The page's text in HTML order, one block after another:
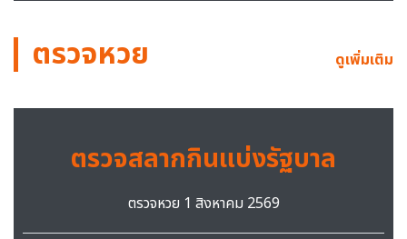
ตรวจหวย ดูเพิ่มเติม
ตรวจสลากกินแบ่งรัฐบาล
ตรวจหวย 1 สิงหาคม 2569